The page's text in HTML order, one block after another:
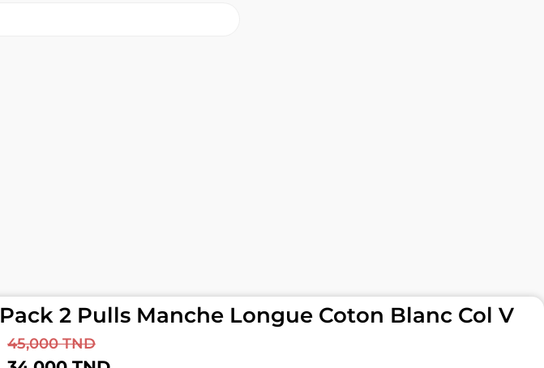
Pack 2 Pulls Manche Longue Coton Blanc Col V
45,000TND